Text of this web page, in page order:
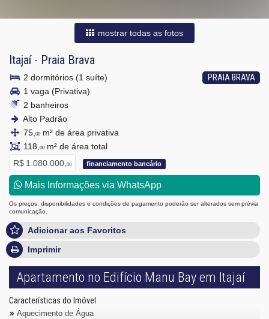
mostrar todas as fotos
Itajaí- Praia Brava
PRAIA BRAVA
2 dormitórios (1 suíte)
1 vaga (Privativa)
2 banheiros
Alto Padrão
75, 00m² de área privativa
118, 00m² de área total
R$ 1.080.000, 00 financiamento bancário
Mais Informações via WhatsApp
Os preços, disponibilidades e condições de pagamento poderão ser alterados sem prévia
comunicação.
Adicionar aos Favoritos
Imprimir
Apartamento no Edifício Manu Bay em Itajaí
Características do Imóvel
Aquecimento de Água